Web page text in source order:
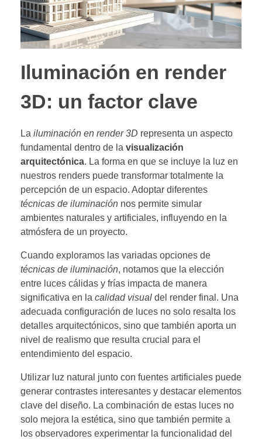
Iluminación en render
3D: un factor clave
La iluminación en render 3D representa un aspecto
fundamental dentro de la visualización
arquitectónica. La forma en que se incluye la luz en
nuestros renders puede transformar totalmente la
percepción de un espacio. Adoptar diferentes
técnicas de iluminación nos permite simular
ambientes naturales y artificiales, influyendo en la
atmósfera de un proyecto.
Cuando exploramos las variadas opciones de
técnicas de iluminación, notamos que la elección
entre luces cálidas y frías impacta de manera
significativa en la calidad visual del render final. Una
adecuada configuración de luces no solo resalta los
detalles arquitectónicos, sino que también aporta un
nivel de realismo que resulta crucial para el
entendimiento del espacio.
Utilizar luz natural junto con fuentes artificiales puede
generar contrastes interesantes y destacar elementos
clave del diseño. La combinación de estas luces no
solo mejora la estética, sino que también permite a
los observadores experimentar la funcionalidad del